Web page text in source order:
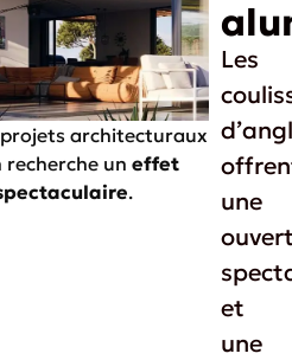
architecturaux
recherche un effet
.
Les
une
et
une